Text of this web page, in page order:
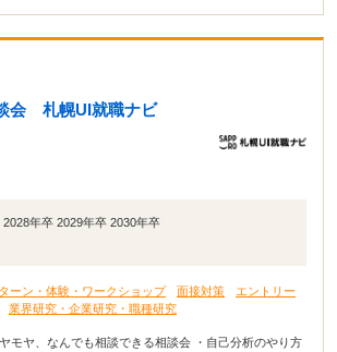
会 札幌UI就職ナビ
2028年卒 2029年卒 2030年卒
ーン・体験・ワークショップ 面接対策
エントリー
業界研究・企業研究・職種研究
モヤ、なんでも相談できる相談会 ・自己分析のやり方